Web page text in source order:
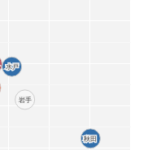
岩手
岩手
秋田
秋田
水戸
水戸